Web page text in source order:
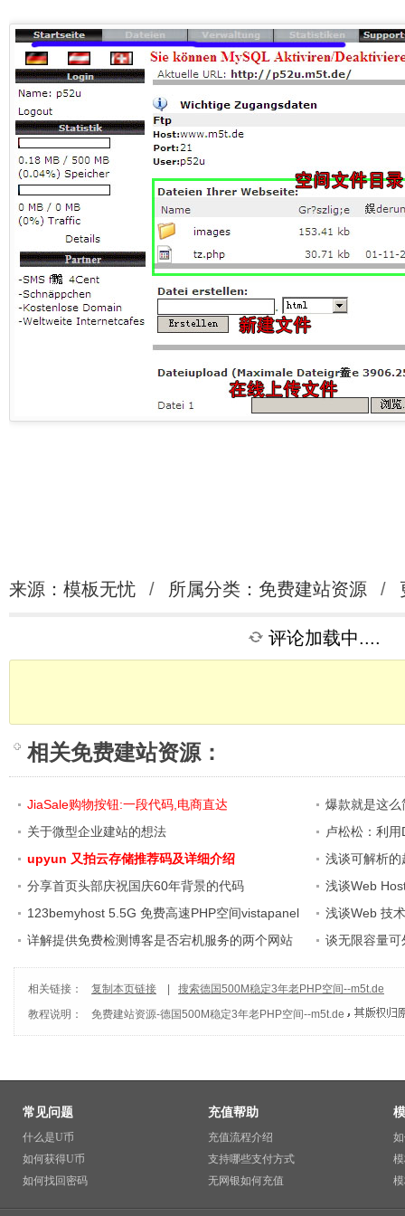
来源：模板无忧 / 所属分类： 免费建站资源 /
评论加载中....
相关免费建站资源 ：
JiaSale购物按钮:一段代码,电商直达
爆款就是这
关于微型企业建站的想法
卢松松：利
upyun 又拍云存储推荐码及详细介绍
浅谈可解析
分享首页头部庆祝国庆60年背景的代码
浅谈Web
123bemyhost 5.5G 免费高速PHP空间vistapanel
面板
浅谈Web 技
详解提供免费检测博客是否宕机服务的两个网站
谈无限容量
相关链接： 复制本页链接
搜索德国500M稳定3年老PHP空间--m5t.de
教程说明：
免费建站资源-德国500M稳定3年老PHP空间--m5t.de
常见问题
什么是U币
如何获得U币
如何找回密码
充值帮助
充值流程介绍
支持哪些支付方式
无网银如何充值